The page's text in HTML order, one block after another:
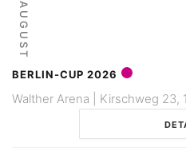
AUGUST
BERLIN-CUP 2026
Walther Arena | Kirschweg 23,